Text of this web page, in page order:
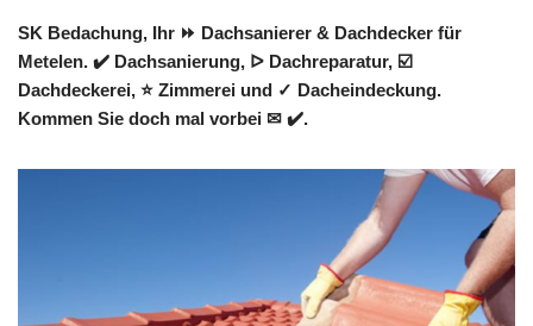
SK Bedachung, Ihr ⏩ Dachsanierer & Dachdecker für
Metelen. ✔️ Dachsanierung, ᐅ Dachreparatur, ☑️
Dachdeckerei, ⭐ Zimmerei und ✓ Dacheindeckung.
Kommen Sie doch mal vorbei ✉ ✔️.